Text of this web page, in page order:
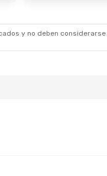
y no deben